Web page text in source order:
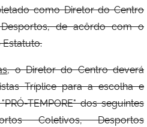
como Diretor do Centro
de acôrdo com o
Estatuto.
, o Diretor do Centro deverá
Tríplice para a escolha e
TEMPORE" dos seguintes
Coletivos, Desportos